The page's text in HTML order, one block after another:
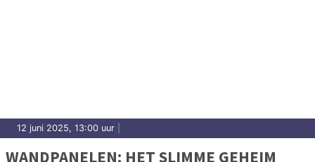
12 juni 2025, 13:00 uur
WANDPANELEN: HET SLIMME GEHEIM